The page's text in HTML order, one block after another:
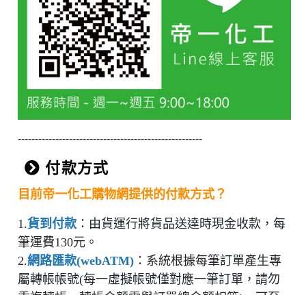
------------------------------------------------------
付款方式
目前帝一化工購物網提供的付款方式？
1.貨到付款：由貨運行將貨品送達時現金收款，每
筆運費130元。
2.網路匯款(webATM)：系統根據每筆訂單產生專
屬轉帳帳號(每一虛擬帳號僅對應一筆訂單，請勿